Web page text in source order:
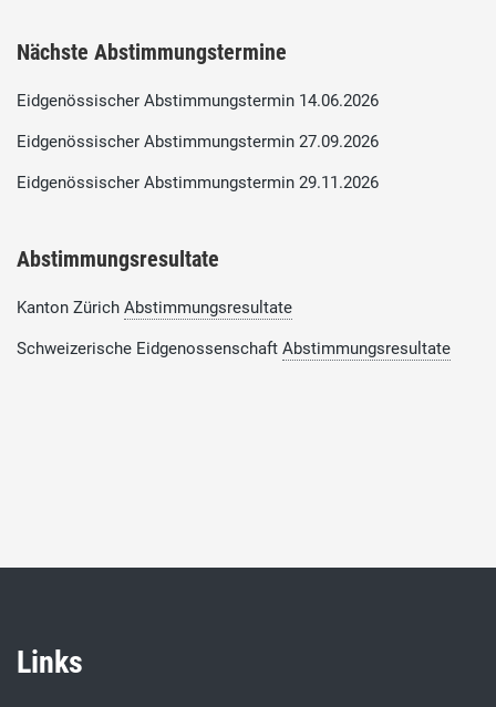
Nächste Abstimmungstermine
Eidgenössischer Abstimmungstermin 14.06.2026
Eidgenössischer Abstimmungstermin 27.09.2026
Eidgenössischer Abstimmungstermin 29.11.2026
Abstimmungsresultate
Kanton Zürich Abstimmungsresultate
Schweizerische Eidgenossenschaft Abstimmungsresultate
Links